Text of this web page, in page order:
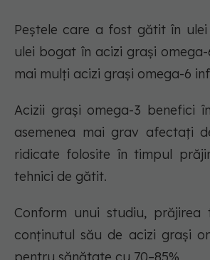
Peștele care a fost gătit în
ulei bogat în acizi grași
mai mulți acizi grași omega-6
Acizii grași omega-3 benefici
asemenea mai grav afectați
ridicate folosite în timpul
tehnici de gătit.
Conform unui studiu, prăjirea
conținutul său de acizi grași